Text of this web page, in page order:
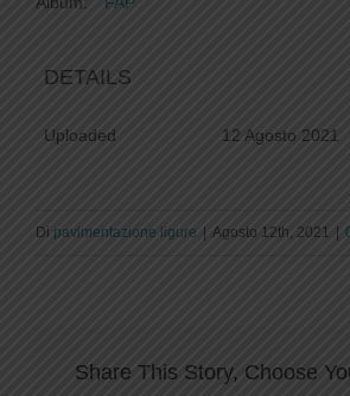
DETAILS
Uploaded 12 Agosto 2021
Di pavimentazione ligure Agosto 12th, 2021
Share This Story, Choose